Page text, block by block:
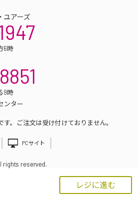
レジに進む
ユアーズ
6時
9時
ンター
。ご注文は受け付けておりません。
PCサイト
rights reserved.